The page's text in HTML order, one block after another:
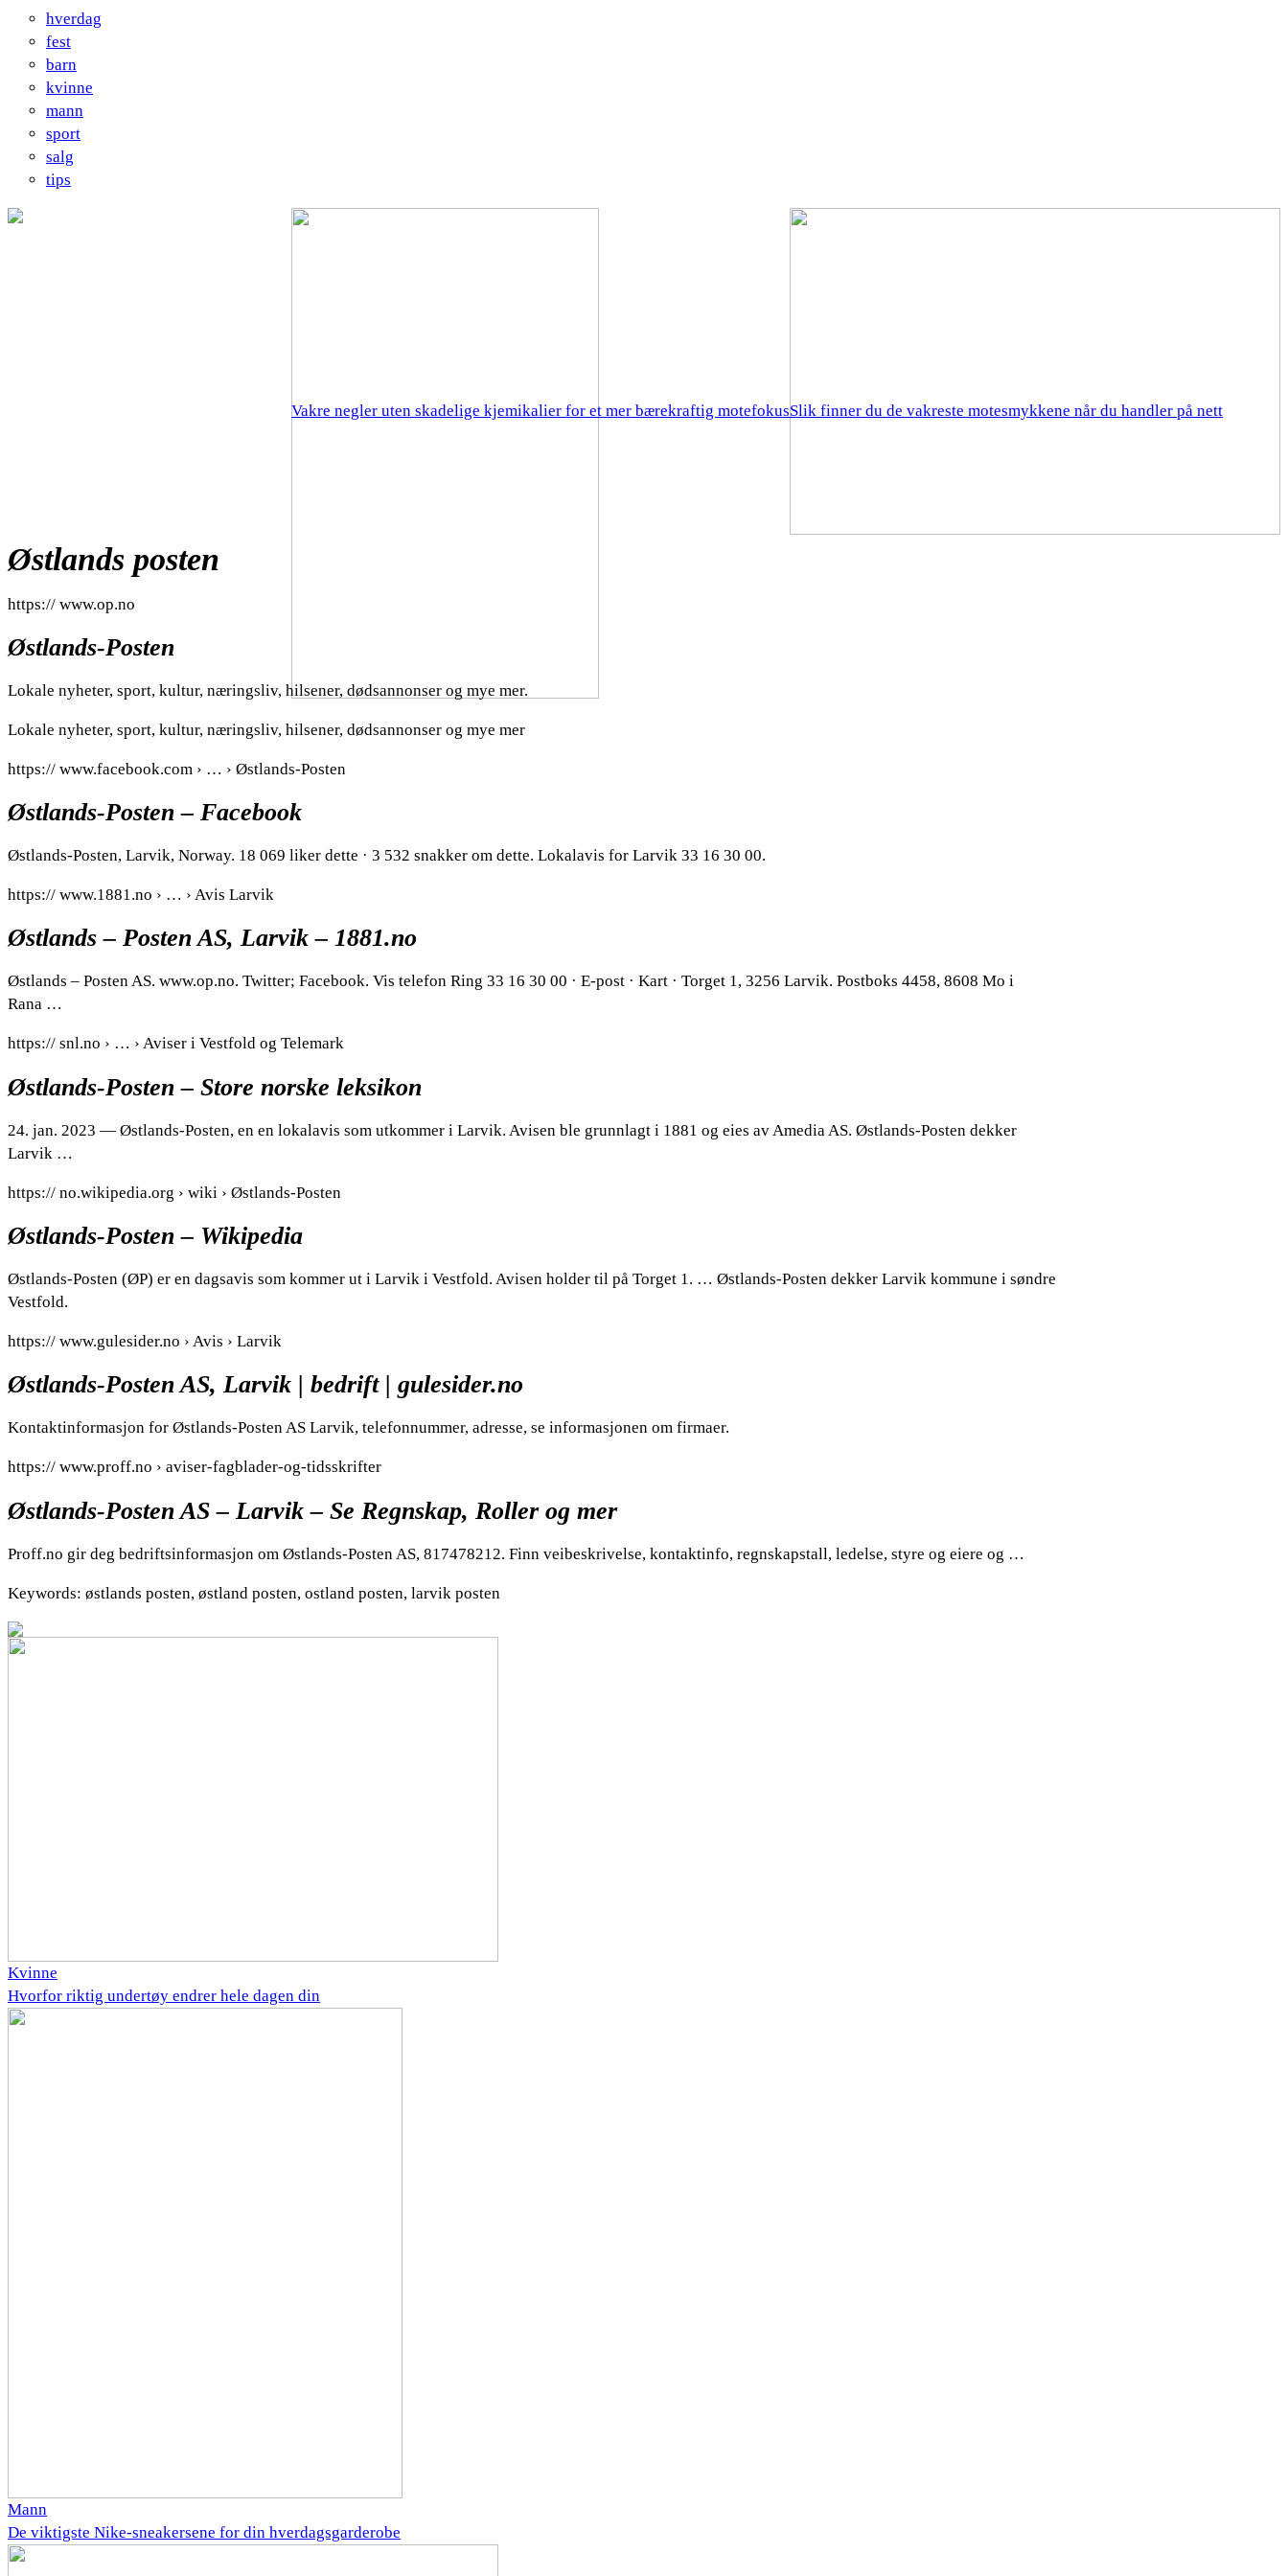
hverdag
fest
barn
kvinne
mann
sport
salg
tips
Slik finner du de vakreste motesmykkene når du handler på nett
Vakre negler uten skadelige kjemikalier for et mer bærekraftig motefokus
Østlands posten
https:// www.op.no
Østlands-Posten
Lokale nyheter, sport, kultur, næringsliv, hilsener, dødsannonser og mye mer.
Lokale nyheter, sport, kultur, næringsliv, hilsener, dødsannonser og mye mer
https:// www.facebook.com › … › Østlands-Posten
Østlands-Posten – Facebook
Østlands-Posten, Larvik, Norway. 18 069 liker dette · 3 532 snakker om dette. Lokalavis for Larvik 33 16 30 00.
https:// www.1881.no › … › Avis Larvik
Østlands – Posten AS, Larvik – 1881.no
Østlands – Posten AS. www.op.no. Twitter; Facebook. Vis telefon Ring 33 16 30 00 · E-post · Kart · Torget 1, 3256 Larvik. Postboks 4458, 8608 Mo i
Rana …
https:// snl.no › … › Aviser i Vestfold og Telemark
Østlands-Posten – Store norske leksikon
24. jan. 2023 — Østlands-Posten, en en lokalavis som utkommer i Larvik. Avisen ble grunnlagt i 1881 og eies av Amedia AS. Østlands-Posten dekker
Larvik …
https:// no.wikipedia.org › wiki › Østlands-Posten
Østlands-Posten – Wikipedia
Østlands-Posten (ØP) er en dagsavis som kommer ut i Larvik i Vestfold. Avisen holder til på Torget 1. … Østlands-Posten dekker Larvik kommune i søndre
Vestfold.
https:// www.gulesider.no › Avis › Larvik
Østlands-Posten AS, Larvik | bedrift | gulesider.no
Kontaktinformasjon for Østlands-Posten AS Larvik, telefonnummer, adresse, se informasjonen om firmaer.
https:// www.proff.no › aviser-fagblader-og-tidsskrifter
Østlands-Posten AS – Larvik – Se Regnskap, Roller og mer
Proff.no gir deg bedriftsinformasjon om Østlands-Posten AS, 817478212. Finn veibeskrivelse, kontaktinfo, regnskapstall, ledelse, styre og eiere og …
Keywords: østlands posten, østland posten, ostland posten, larvik posten
Kvinne
Hvorfor riktig undertøy endrer hele dagen din
Mann
De viktigste Nike-sneakersene for din hverdagsgarderobe